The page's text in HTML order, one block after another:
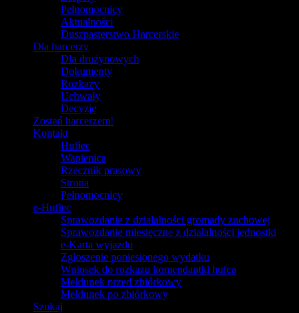
Pełnomocnicy
Aktualności
Duszpasterstwo Harcerskie
Dla harcerzy
Dla drużynowych
Dokumenty
Rozkazy
Uchwały
Decyzje
Zostań harcerzem!
Kontakt
Hufiec
Wapienica
Rzecznik prasowy
Strona
Pełnomocnicy
e-Hufiec
Sprawozdanie z działalności gromady zuchowej
Sprawozdanie miesięczne z działalności jednostki
e-Karta wyjazdu
Zgłoszenie poniesionego wydatku
Wniosek do rozkazu komendantki hufca
Meldunek przed zbiórkowy
Meldunek po zbiórkowy
Szukaj